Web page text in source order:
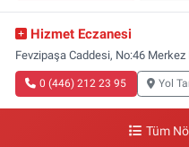
Hizmet Eczanesi
Fevzipaşa Caddesi, No:46 Merkez
0 (446) 212 23 95 Yol
Tüm